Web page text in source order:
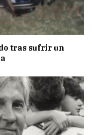
tras sufrir un